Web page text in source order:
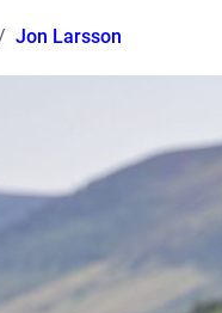
Jon Larsson